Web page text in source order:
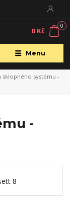
Menu
0
0 Kč
sklopného systému -
-